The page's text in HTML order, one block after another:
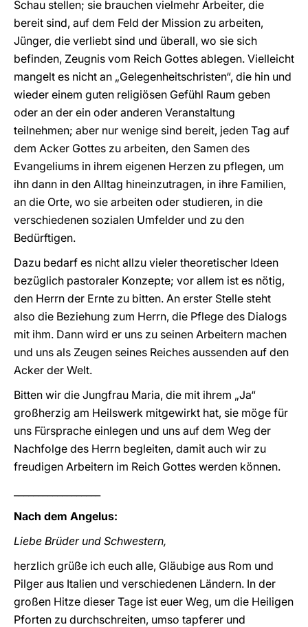
Schau stellen; sie brauchen vielmehr Arbeiter, die
bereit sind, auf dem Feld der Mission zu arbeiten,
Jünger, die verliebt sind und überall, wo sie sich
befinden, Zeugnis vom Reich Gottes ablegen. Vielleicht
mangelt es nicht an „Gelegenheitschristen“, die hin und
wieder einem guten religiösen Gefühl Raum geben
oder an der ein oder anderen Veranstaltung
teilnehmen; aber nur wenige sind bereit, jeden Tag auf
dem Acker Gottes zu arbeiten, den Samen des
Evangeliums in ihrem eigenen Herzen zu pflegen, um
ihn dann in den Alltag hineinzutragen, in ihre Familien,
an die Orte, wo sie arbeiten oder studieren, in die
verschiedenen sozialen Umfelder und zu den
Bedürftigen.
Dazu bedarf es nicht allzu vieler theoretischer Ideen
bezüglich pastoraler Konzepte; vor allem ist es nötig,
den Herrn der Ernte zu bitten. An erster Stelle steht
also die Beziehung zum Herrn, die Pflege des Dialogs
mit ihm. Dann wird er uns zu seinen Arbeitern machen
und uns als Zeugen seines Reiches aussenden auf den
Acker der Welt.
Bitten wir die Jungfrau Maria, die mit ihrem „Ja“
großherzig am Heilswerk mitgewirkt hat, sie möge für
uns Fürsprache einlegen und uns auf dem Weg der
Nachfolge des Herrn begleiten, damit auch wir zu
freudigen Arbeitern im Reich Gottes werden können.
Nach dem Angelus:
Liebe Brüder und Schwestern,
herzlich grüße ich euch alle, Gläubige aus Rom und
Pilger aus Italien und verschiedenen Ländern. In der
großen Hitze dieser Tage ist euer Weg, um die Heiligen
Pforten zu durchschreiten, umso tapferer und